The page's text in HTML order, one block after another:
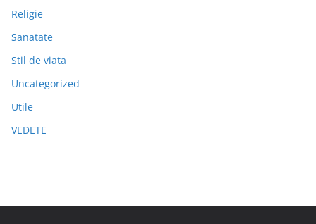
Religie
Sanatate
Stil de viata
Uncategorized
Utile
VEDETE